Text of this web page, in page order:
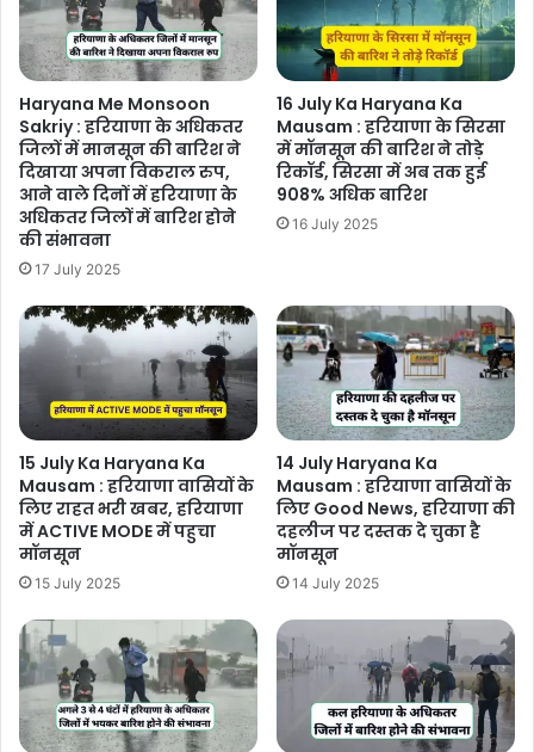
Haryana Me Monsoon
Sakriy : हरियाणा के अधिकतर
जिलों में मानसून की बारिश ने
दिखाया अपना विकराल रुप,
आने वाले दिनों में हरियाणा के
अधिकतर जिलों में बारिश होने
की संभावना
17 July 2025
16 July Ka Haryana Ka
Mausam : हरियाणा के सिरसा
में मॉनसून की बारिश ने तोड़े
रिकॉर्ड, सिरसा में अब तक हुई
908% अधिक बारिश
16 July 2025
15 July Ka Haryana Ka
Mausam : हरियाणा वासियों के
लिए राहत भरी खबर, हरियाणा
में ACTIVE MODE में पहुचा
मॉनसून
15 July 2025
14 July Haryana Ka
Mausam : हरियाणा वासियों के
लिए Good News, हरियाणा की
दहलीज पर दस्तक दे चुका है
मॉनसून
14 July 2025